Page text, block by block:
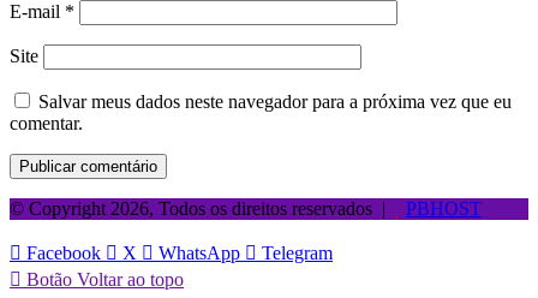
E-mail *
Site
Salvar meus dados neste navegador para a próxima vez que eu
comentar.
© Copyright 2026, Todos os direitos reservados | PBHOST
Facebook X WhatsApp
Telegram
Botão Voltar ao topo